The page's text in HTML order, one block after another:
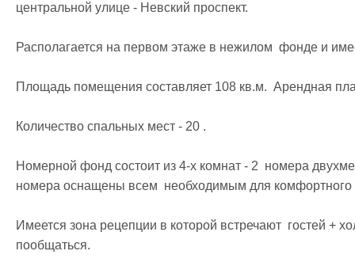
центральной улице - Невский проспект.
Располагается на первом этаже в нежилом  фонде и
Площадь помещения составляет 108 кв.м.  Арендная
Количество спальных мест - 20 .
Номерной фонд состоит из 4-х комнат - 2  номера
номера оснащены всем  необходимым для комфортного
Имеется зона рецепции в которой встречают  гостей +
пообщаться.